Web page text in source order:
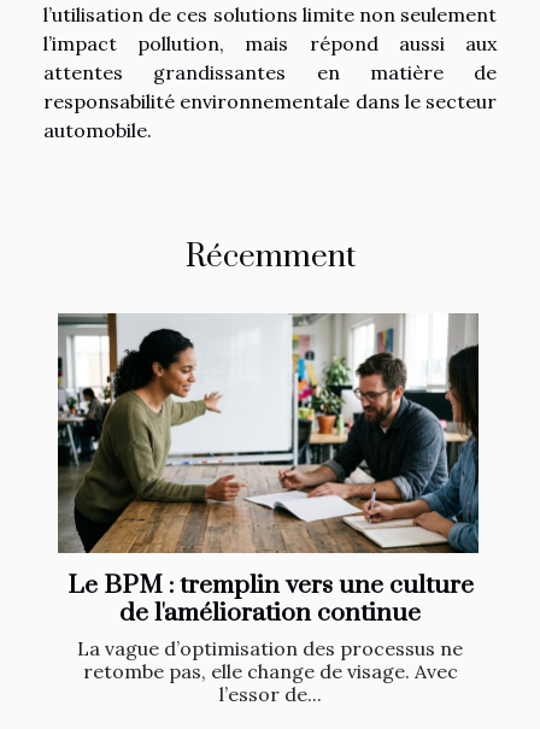
l’utilisation de ces solutions limite non seulement
l’impact pollution, mais répond aussi aux
attentes grandissantes en matière de
responsabilité environnementale dans le secteur
automobile.
Récemment
Le BPM : tremplin vers une culture
de l'amélioration continue
La vague d’optimisation des processus ne
retombe pas, elle change de visage. Avec
l’essor de...